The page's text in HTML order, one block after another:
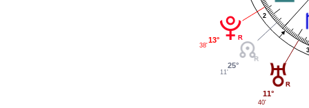
2
3
13°
38'
25°
11'
11°
40'